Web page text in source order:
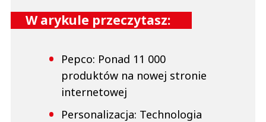
W arykule przeczytasz:
Pepco: Ponad 11 000
produktów na nowej stronie
internetowej
Personalizacja: Technologia